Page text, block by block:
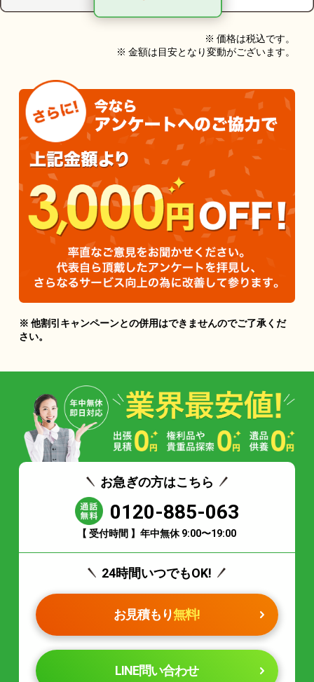
※ 価格は税込です。
※ 金額は目安となり変動がございます。
※ 他割引キャンペーンとの併用はできませんのでご了承くだ
さい。
お急ぎの方はこちら
0120-885-063
【 受付時間 】年中無休 9:00〜19:00
24時間いつでもOK!
お見積もり無料!
LINE問い合わせ